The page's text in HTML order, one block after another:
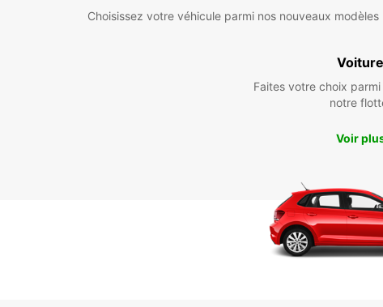
Choisissez votre véhicule parmi nos nouveaux modèles
Voiture
Faites votre choix
notre
Voir